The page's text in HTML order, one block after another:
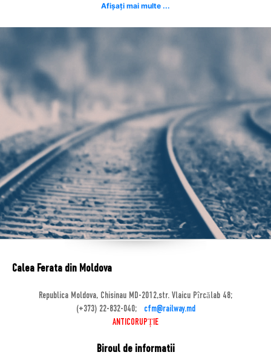
Afișați mai multe ...
Calea Ferata din Moldova
Republica Moldova, Chisinau MD-2012,str. Vlaicu Pîrcălab 48;
(+373) 22-832-040;
cfm@railway.md
ANTICORUPȚIE
Biroul de informatii